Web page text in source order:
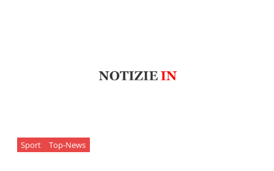
Sport Top-News